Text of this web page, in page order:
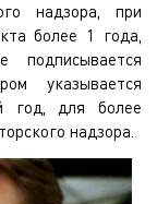
надзора, при
более 1 года,
указывается
год, для более
надзора.